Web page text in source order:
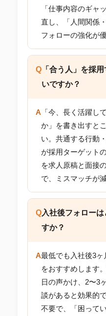
「仕事内容のギャ
直し、「人間関係
フォローの強化が
Q 「合う人」を採
いですか？
A 「今、長く活躍し
か」を書き出すと
い。共通する行動
が採用ターゲット
を求人原稿と面接
で、ミスマッチが
Q入社後フォロー
すか？
A最低でも入社後3
をおすすめします
日の声かけ、2〜3
談があると効果的
不要で、「困って